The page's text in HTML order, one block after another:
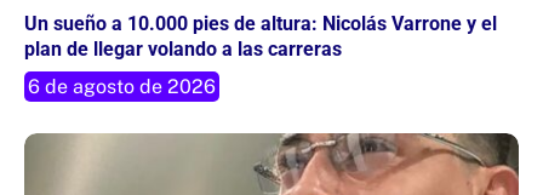
Un sueño a 10.000 pies de altura: Nicolás Varrone y el
plan de llegar volando a las carreras
6 de agosto de 2026